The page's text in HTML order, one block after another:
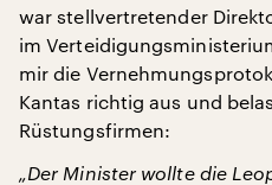
war stellvertretender
im
mir die
Kantas richtig aus und
Rüstungsfirmen:
„Der Minister wollte die